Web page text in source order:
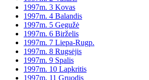
1997m. 3 Kovas
1997m. 4 Balandis
1997m. 5 Gegužė
1997m. 6 Birželis
1997m. 7 Liepa-Rugp.
1997m. 8 Rugsėjis
1997m. 9 Spalis
1997m. 10 Lapkritis
1997m. 11 Gruodis